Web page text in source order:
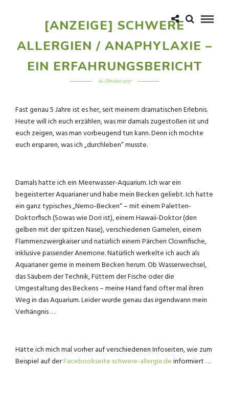
[ANZEIGE] SCHWERE
ALLERGIEN / ANAPHYLAXIE –
EIN ERFAHRUNGSBERICHT
16. Oktober 2017
Fast genau 5 Jahre ist es her, seit meinem dramatischen Erlebnis.
Heute will ich euch erzählen, was mir damals zugestoßen ist und
euch zeigen, was man vorbeugend tun kann. Denn ich möchte
euch ersparen, was ich „durchleben“ musste.
Damals hatte ich ein Meerwasser-Aquarium. Ich war ein
begeisterter Aquarianer und habe mein Becken geliebt. Ich hatte
ein ganz typisches „Nemo-Becken“ – mit einem Paletten-
Doktorfisch (Sowas wie Dori ist), einem Hawaii-Doktor (den
gelben mit der spitzen Nase), verschiedenen Garnelen, einem
Flammenzwergkaiser und natürlich einem Pärchen Clownfische,
inklusive passender Anemone. Natürlich werkelte ich auch als
Aquarianer gerne in meinem Becken herum. Ob Wasserwechsel,
das Säubern der Technik, Füttern der Fische oder die
Umgestaltung des Beckens – meine Hand fand öfter mal ihren
Weg in das Aquarium. Leider wurde genau das irgendwann mein
Verhängnis …
Hätte ich mich mal vorher auf verschiedenen Infoseiten, wie zum
Beispiel auf derFacebookseite schwere-allergie.deinformiert …